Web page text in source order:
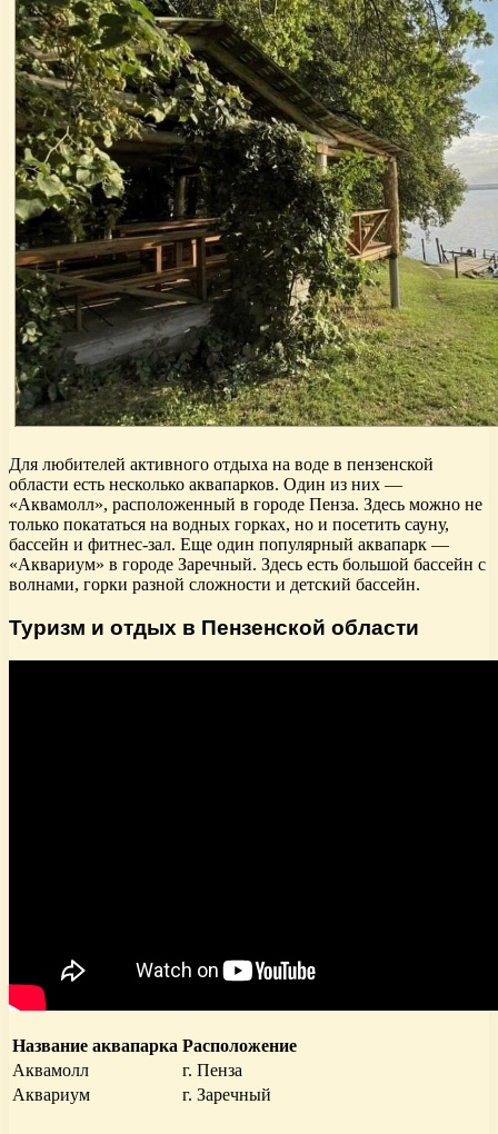
Для любителей активного отдыха на воде в пензенской
области есть несколько аквапарков. Один из них —
«Аквамолл», расположенный в городе Пенза. Здесь можно не
только покататься на водных горках, но и посетить сауну,
бассейн и фитнес-зал. Еще один популярный аквапарк —
«Аквариум» в городе Заречный. Здесь есть большой бассейн с
волнами, горки разной сложности и детский бассейн.
Туризм и отдых в Пензенской области
Название аквапарка Расположение
Аквамолл
г. Пенза
Аквариум
г. Заречный